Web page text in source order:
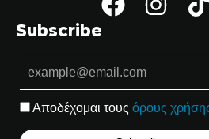
Subscribe
Αποδέχομαι τους όρους